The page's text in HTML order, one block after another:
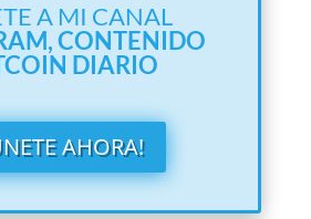
A MI CANAL
CONTENIDO
DIARIO
AHORA!